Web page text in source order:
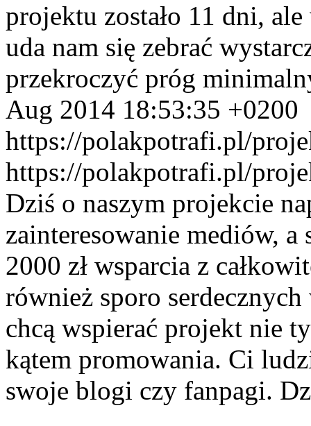
projektu zostało 11 dni,
uda nam się zebrać
przekroczyć próg
Aug 2014 18:53:35 +0200
https://polakpotrafi.pl/
https://polakpotrafi.pl/
Dziś o naszym projekcie
zainteresowanie mediów,
2000 zł wsparcia z
również sporo
chcą wspierać projekt nie
kątem promowania. Ci
swoje blogi czy fanpagi.